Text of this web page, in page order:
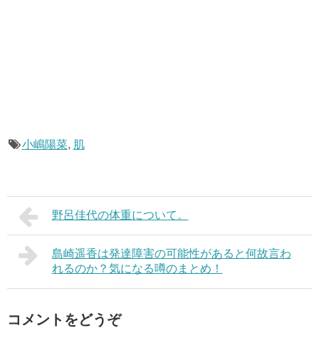
小嶋陽菜, 肌
野呂佳代の体重について。
島崎遥香は発達障害の可能性があると何故言わ
れるのか？気になる噂のまとめ！
コメントをどうぞ